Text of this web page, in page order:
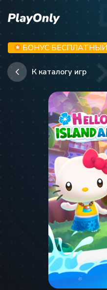
БОНУС
К каталогу игр